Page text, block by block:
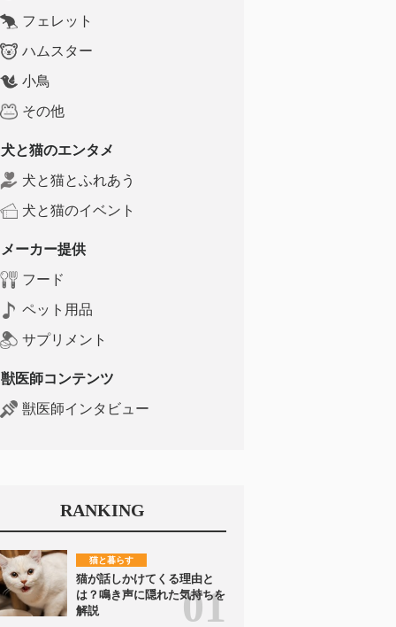
フェレット
ハムスター
小鳥
その他
犬と猫のエンタメ
犬と猫とふれあう
犬と猫のイベント
メーカー提供
フード
ペット用品
サプリメント
獣医師コンテンツ
獣医師インタビュー
RANKING
猫と暮らす
猫が話しかけてくる理由と
は？鳴き声に隠れた気持ちを
解説